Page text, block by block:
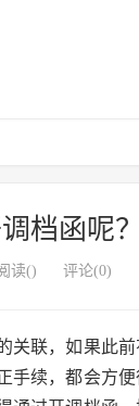
档函呢？
读() 评论(0)
关联，如果此
手续，都会方